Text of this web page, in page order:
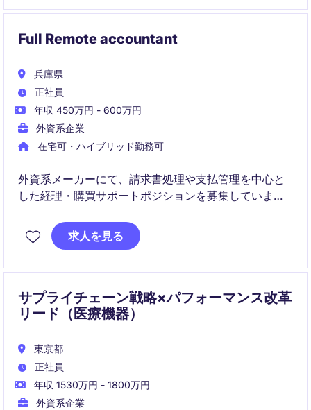
Full Remote accountant
兵庫県
正社員
年収 450万円 - 600万円
外資系企業
在宅可・ハイブリッド勤務可
外資系メーカーにて、請求書処理や支払管理を中心と
した経理・購買サポートポジションを募集していま
グローバル環境で働きたい方におすすめの求人です。
求人を見る
サプライチェーン戦略×パフォーマンス改革
リード（医療機器）
東京都
正社員
年収 1530万円 - 1800万円
外資系企業